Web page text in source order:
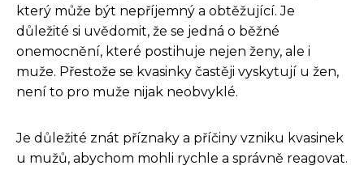
který může být nepříjemný a obtěžující. Je
důležité si uvědomit, že se jedná o běžné
onemocnění, které postihuje nejen ženy, ale i
muže. Přestože se kvasinky častěji vyskytují u žen,
není to pro muže nijak neobvyklé.
Je důležité znát příznaky a příčiny vzniku kvasinek
u mužů, abychom mohli rychle a správně reagovat.